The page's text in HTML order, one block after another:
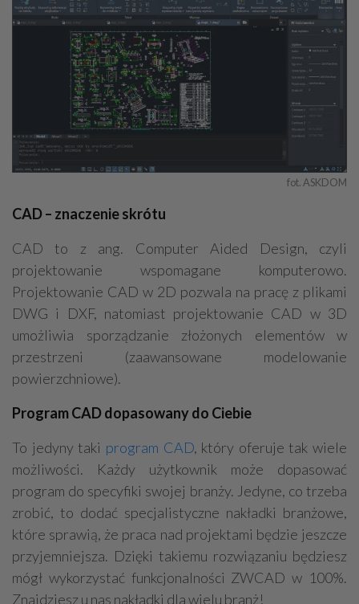
fot. ASKDOM
CAD – znaczenie skrótu
CAD to z ang. Computer Aided Design, czyli
projektowanie wspomagane komputerowo.
Projektowanie CAD w 2D pozwala na pracę z plikami
DWG i DXF, natomiast projektowanie CAD w 3D
umożliwia sporządzanie złożonych elementów w
przestrzeni (zaawansowane modelowanie
powierzchniowe).
Program CAD dopasowany do Ciebie
To jedyny taki program CAD, który oferuje tak wiele
możliwości. Każdy użytkownik może dopasować
program do specyfiki swojej branży. Jedyne, co trzeba
zrobić, to dodać specjalistyczne nakładki branżowe,
które sprawią, że praca nad projektami będzie jeszcze
przyjemniejsza. Dzięki takiemu rozwiązaniu będziesz
mógł wykorzystać funkcjonalności ZWCAD w 100%.
Znajdziesz u nas nakładki dla wielu branż!